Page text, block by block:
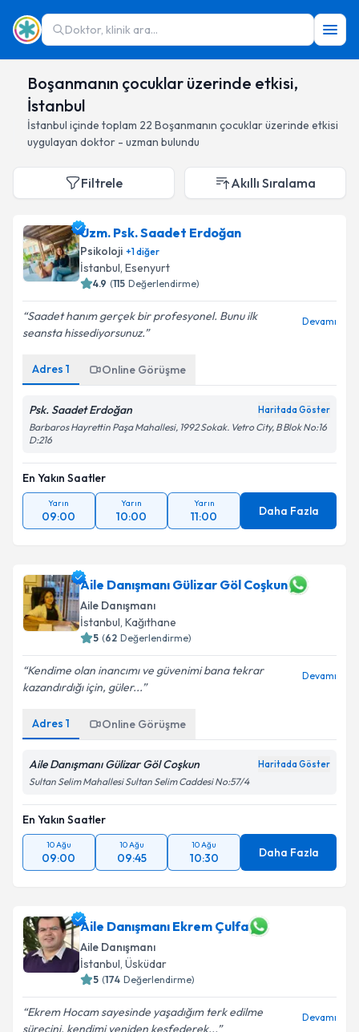
Doktor, klinik ara...
Boşanmanın çocuklar üzerinde etkisi,
İstanbul
İstanbul içinde toplam 22 Boşanmanın çocuklar üzerinde etkisi
uygulayan doktor - uzman bulundu
Filtrele Akıllı Sıralama
Uzm. Psk. Saadet Erdoğan
Psikoloji +1diğer
İstanbul, Esenyurt
4.9 (115 Değerlendirme)
Saadet hanım gerçek bir profesyonel. Bunu ilk
seansta hissediyorsunuz.
Devamı
Adres 1 Online Görüşme
Psk. Saadet Erdoğan Haritada Göster
Barbaros Hayrettin Paşa Mahallesi, 1992 Sokak. Vetro City, B Blok No:16
D:216
En Yakın Saatler
Yarın
09:00
Yarın
10:00
Yarın
11:00 Daha Fazla
Aile Danışmanı Gülizar Göl Coşkun
Aile Danışmanı
İstanbul, Kağıthane
5 (62 Değerlendirme)
Kendime olan inancımı ve güvenimi bana tekrar
kazandırdığı için, güler...
Devamı
Adres 1 Online Görüşme
Aile Danışmanı Gülizar Göl Coşkun Haritada Göster
Sultan Selim Mahallesi Sultan Selim Caddesi No:57/4
En Yakın Saatler
10 Ağu
09:00
10 Ağu
09:45
10 Ağu
10:30 Daha Fazla
Aile Danışmanı Ekrem Çulfa
Aile Danışmanı
İstanbul, Üsküdar
5 (174 Değerlendirme)
Ekrem Hocam sayesinde yaşadığım terk edilme
sürecini, kendimi yeniden keşfederek...
Devamı